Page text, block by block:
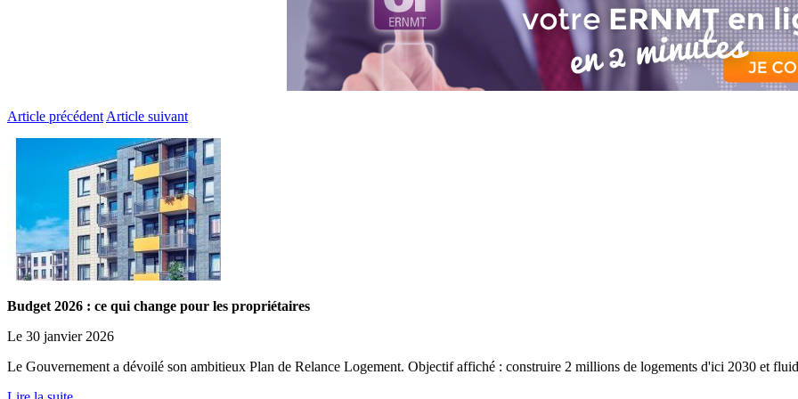
Article précédent Article suivant
Budget 2026 : ce qui change pour les propriétaires
Le 30 janvier 2026
Le Gouvernement a dévoilé son ambitieux Plan de Relance Logement. Objectif affiché : construire 2 millions de logements d'ici 2030 et